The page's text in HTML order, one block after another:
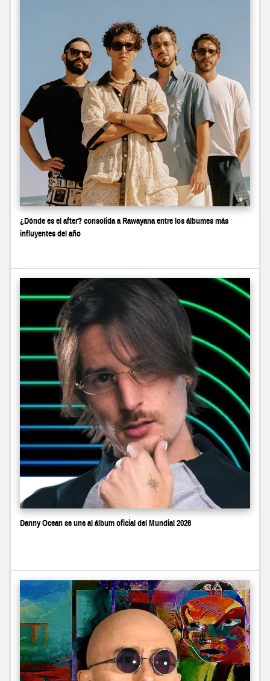
¿Dónde es el after? consolida a Rawayana entre los álbumes más
influyentes del año
Danny Ocean se une al álbum oficial del Mundial 2026